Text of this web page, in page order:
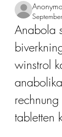
Anabola
winstrol
rechnung
tabletten